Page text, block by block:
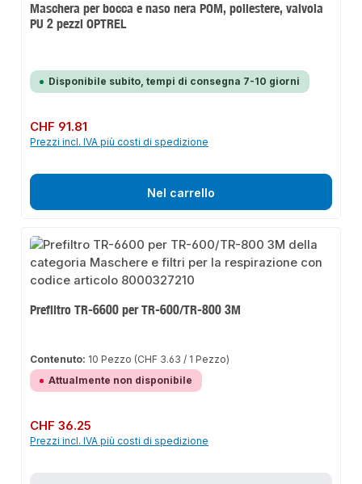
Maschera per bocca e naso nera POM, poliestere, valvola
PU 2 pezzi OPTREL
Disponibile subito, tempi di consegna 7-10 giorni
Prezzo normale:
CHF 91.81
Prezzi incl. IVA più costi di spedizione
Nel carrello
Prefiltro TR-6600 per TR-600/TR-800 3M
Contenuto: 10 Pezzo (CHF 3.63 / 1 Pezzo)
Attualmente non disponibile
Prezzo normale:
CHF 36.25
Prezzi incl. IVA più costi di spedizione